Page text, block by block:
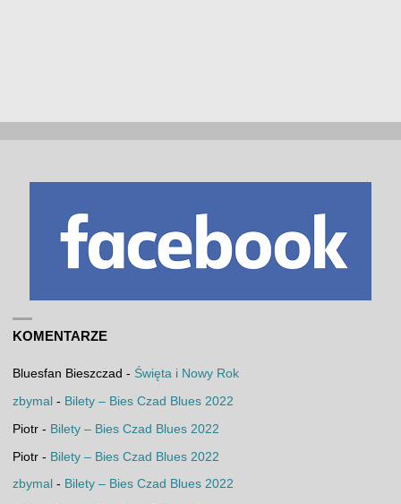
KOMENTARZE
Bluesfan Bieszczad - Święta i Nowy Rok
zbymal - Bilety – Bies Czad Blues 2022
Piotr- Bilety – Bies Czad Blues 2022
Piotr- Bilety – Bies Czad Blues 2022
zbymal - Bilety – Bies Czad Blues 2022